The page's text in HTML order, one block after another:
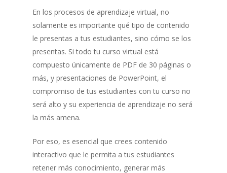
En los procesos de aprendizaje virtual, no
solamente es importante qué tipo de contenido
le presentas a tus estudiantes, sino cómo se los
presentas. Si todo tu curso virtual está
compuesto únicamente de PDF de 30 páginas o
más, y presentaciones de PowerPoint, el
compromiso de tus estudiantes con tu curso no
será alto y su experiencia de aprendizaje no será
la más amena.
Por eso, es esencial que crees contenido
interactivo que le permita a tus estudiantes
retener más conocimiento, generar más